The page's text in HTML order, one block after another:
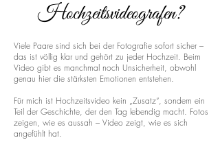
Hochzeitsvideografen?
Viele Paare sind sich bei der Fotografie sofort sicher –
das ist völlig klar und gehört zu jeder Hochzeit. Beim
Video gibt es manchmal noch Unsicherheit, obwohl
genau hier die stärksten Emotionen entstehen.
Für mich ist Hochzeitsvideo kein „Zusatz“, sondern ein
Teil der Geschichte, der den Tag lebendig macht. Fotos
zeigen, wie es aussah – Video zeigt, wie es sich
angefühlt hat.